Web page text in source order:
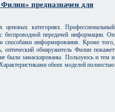
предназначен для
категориях. Профессиональный
беспроводной передачей информации. Он
способами информирования. Кроме того,
оптический обнаружитель Филин покажет
были замаскированы. Пользуюсь и тем и
обеих моделей полностью